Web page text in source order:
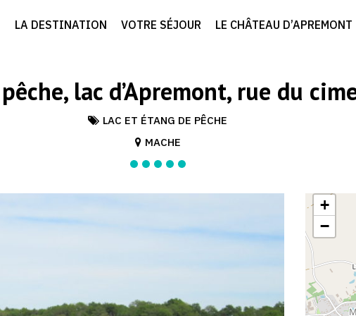
LA DESTINATION VOTRE SÉJOUR LE CHÂTEAU D’APREMONT
lac d’Apremont, rue du
LAC ET ÉTANG DE PÊCHE
MACHE
+
−